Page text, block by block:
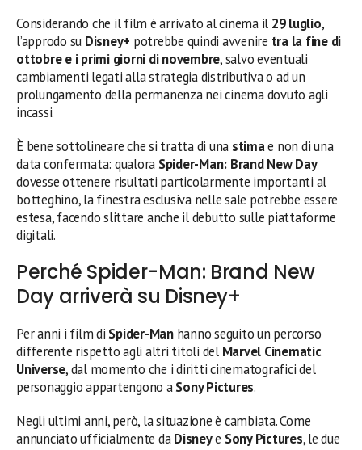
Considerando che il film è arrivato al cinema il 29 luglio,
l’approdo su Disney+ potrebbe quindi avvenire tra la fine di
ottobre e i primi giorni di novembre, salvo eventuali
cambiamenti legati alla strategia distributiva o ad un
prolungamento della permanenza nei cinema dovuto agli
incassi.
È bene sottolineare che si tratta di una stimae non di una
data confermata: qualora Spider-Man: Brand New Day
dovesse ottenere risultati particolarmente importanti al
botteghino, la finestra esclusiva nelle sale potrebbe essere
estesa, facendo slittare anche il debutto sulle piattaforme
digitali.
Perché Spider-Man: Brand New
Day arriverà su Disney+
Per anni i film di Spider-Manhanno seguito un percorso
differente rispetto agli altri titoli del Marvel Cinematic
Universe, dal momento che i diritti cinematografici del
personaggio appartengono aSony Pictures.
Negli ultimi anni, però, la situazione è cambiata. Come
annunciato ufficialmente daDisneye Sony Pictures, le due